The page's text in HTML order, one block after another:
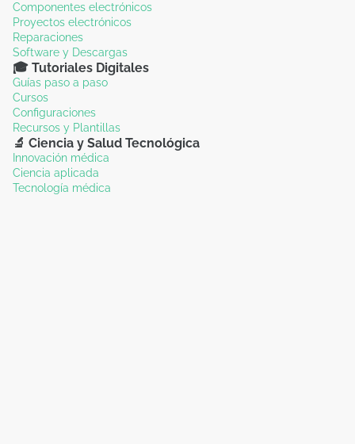
Componentes electrónicos
Proyectos electrónicos
Reparaciones
Software y Descargas
🎓 Tutoriales Digitales
Guías paso a paso
Cursos
Configuraciones
Recursos y Plantillas
🔬 Ciencia y Salud Tecnológica
Innovación médica
Ciencia aplicada
Tecnología médica